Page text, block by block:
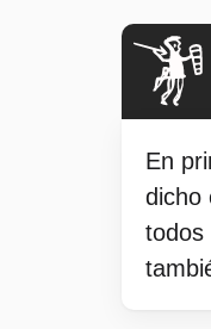
En
dicho
todos